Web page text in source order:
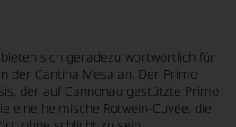
sich geradezu wortwörtlich für
der Cantina Mesa an. Der Primo
der auf Cannonau gestützte Primo
eine heimische Rotwein-Cuvée, die